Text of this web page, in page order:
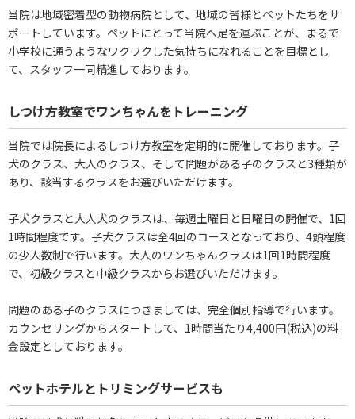
当院は地域密着型の動物病院として、地域の皆様とペットたちをサ
ポートしています。ペットにとって当院へ足を運ぶことが、まるで
小学校に通うようなワクワクした気持ちになれることを目標とし
て、スタッフ一同精進しております。
しつけ方教室でワンちゃんをトレーニング
当院では院長によるしつけ方教室を定期的に開催しております。子
犬のクラス、大人のクラス、そして問題がある子のクラスと3種類が
あり、該当するクラスをお選びいただけます。
子犬クラスと大人犬のクラスは、毎週土曜日と日曜日の開催で、1回
1時間程度です。子犬クラスは全4回のコースとなっており、4頭程度
の少人数制で行います。大人のワンちゃんクラスは1回1時間程度
で、初級クラスと中級クラスからお選びいただけます。
問題のある子のクラスにつきましては、完全個別指導で行います。
カウンセリングからスタートして、1時間当たり4,400円(税込)の料
金設定としております。
ペットホテルとトリミングサービスも